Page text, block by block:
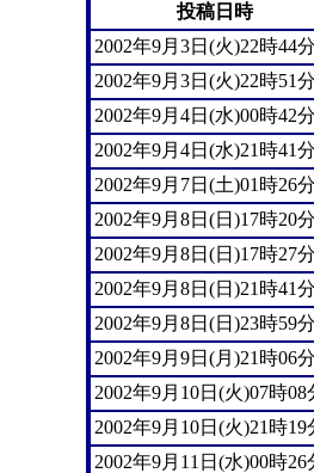
投稿日時
2002年9月3日(火)22時44分
2002年9月3日(火)22時51分
2002年9月4日(水)00時42分
2002年9月4日(水)21時41分
2002年9月7日(土)01時26分
2002年9月8日(日)17時20分
2002年9月8日(日)17時27分
2002年9月8日(日)21時41分
2002年9月8日(日)23時59分
2002年9月9日(月)21時06分
2002年9月10日(火)07時08
2002年9月10日(火)21時19
2002年9月11日(水)00時26